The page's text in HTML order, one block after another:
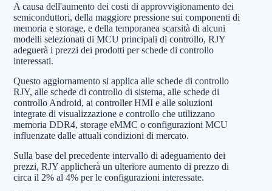
A causa dell'aumento dei costi di approvvigionamento dei
semiconduttori, della maggiore pressione sui componenti di
memoria e storage, e della temporanea scarsità di alcuni
modelli selezionati di MCU principali di controllo, RJY
adeguerà i prezzi dei prodotti per schede di controllo
interessati.
Questo aggiornamento si applica alle schede di controllo
RJY, alle schede di controllo di sistema, alle schede di
controllo Android, ai controller HMI e alle soluzioni
integrate di visualizzazione e controllo che utilizzano
memoria DDR4, storage eMMC o configurazioni MCU
influenzate dalle attuali condizioni di mercato.
Sulla base del precedente intervallo di adeguamento dei
prezzi, RJY applicherà un ulteriore aumento di prezzo di
circa il 2% al 4% per le configurazioni interessate.